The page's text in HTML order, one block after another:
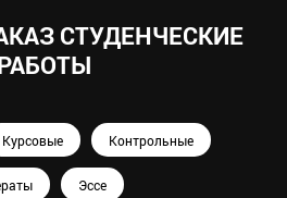
СТУДЕНЧЕСКИЕ
Курсовые Контрольные
Эссе